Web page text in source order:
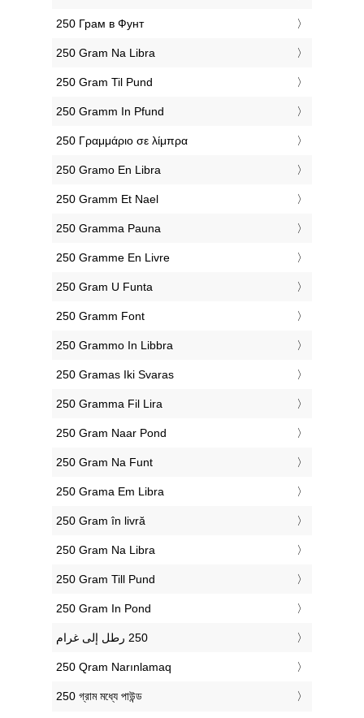
‎250 Грам в Фунт
‎250 Gram Na Libra
‎250 Gram Til Pund
‎250 Gramm In Pfund
‎250 Γραμμάριο σε λίμπρα
‎250 Gramo En Libra
‎250 Gramm Et Nael
‎250 Gramma Pauna
‎250 Gramme En Livre
‎250 Gram U Funta
‎250 Gramm Font
‎250 Grammo In Libbra
‎250 Gramas Iki Svaras
‎250 Gramma Fil Lira
‎250 Gram Naar Pond
‎250 Gram Na Funt
‎250 Grama Em Libra
‎250 Gram în livră
‎250 Gram Na Libra
‎250 Gram Till Pund
‎250 Gram In Pond
‎250 Qram Narınlamaq
‎250 গ্রাম মধ্যে পাউন্ড